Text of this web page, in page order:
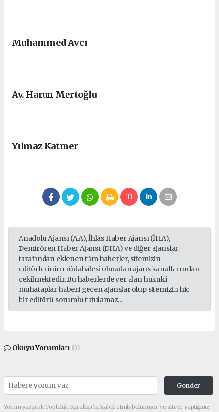
Muhammed Avcı
Av. Harun Mertoğlu
Yılmaz Katmer
Anadolu Ajansı (AA), İhlas Haber Ajansı (İHA),
Demirören Haber Ajansı (DHA) ve diğer ajanslar
tarafından eklenen tüm haberler, sitemizin
editörlerinin müdahalesi olmadan ajans kanallarından
çekilmektedir. Bu haberlerde yer alan hukuki
muhataplar haberi geçen ajanslar olup sitemizin hiç
bir editörü sorumlu tutulamaz...
Okuyu Yorumları (0)
Gonder
Yorum yazarak Topluluk Kuralları’nı kabul etmiş bulunuyor ve siteye yaptığınız